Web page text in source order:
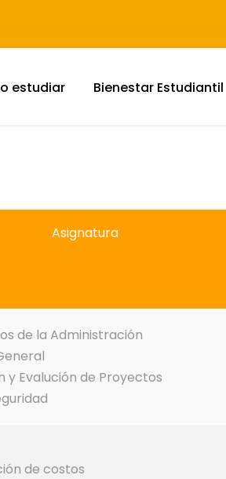
estudiar Bienestar Estudiantil
Asignatura
de la Administración
y Evalución de Proyectos
de costos